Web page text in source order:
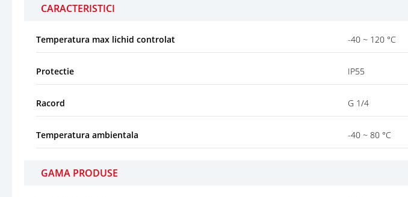
CARACTERISTICI
Temperatura max lichid controlat -40 ~ 120 °C
Protectie IP55
Racord G 1/4
Temperatura ambientala -40 ~ 80 °C
GAMA PRODUSE